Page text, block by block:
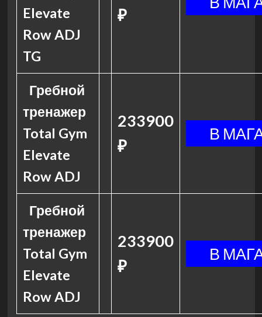
Elevate
Row ADJ
TG
₽
Гребной
тренажер
Total Gym
Elevate
Row ADJ
233900
₽
Гребной
тренажер
Total Gym
Elevate
Row ADJ
233900
₽